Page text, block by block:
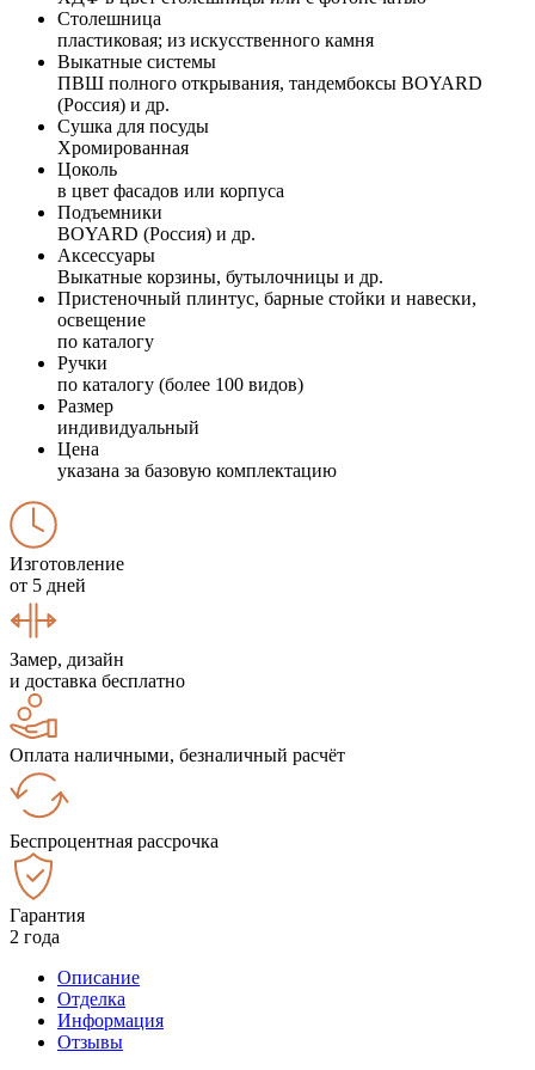
Столешница
пластиковая; из искусственного камня
Выкатные системы
ПВШ полного открывания, тандембоксы BOYARD
(Россия) и др.
Сушка для посуды
Хромированная
Цоколь
в цвет фасадов или корпуса
Подъемники
BOYARD (Россия) и др.
Аксессуары
Выкатные корзины, бутылочницы и др.
Пристеночный плинтус, барные стойки и навески,
освещение
по каталогу
Ручки
по каталогу (более 100 видов)
Размер
индивидуальный
Цена
указана за базовую комплектацию
Изготовление
от 5 дней
Замер, дизайн
и доставка бесплатно
Оплата наличными, безналичный расчёт
Беспроцентная рассрочка
Гарантия
2 года
Описание
Отделка
Информация
Отзывы